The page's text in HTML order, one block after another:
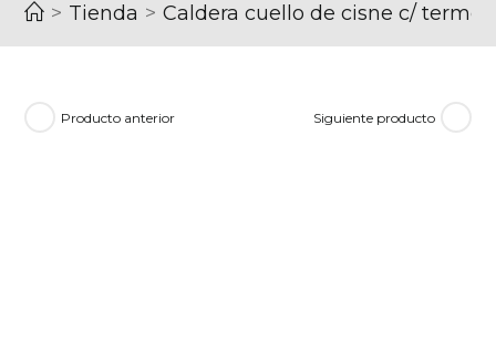
> Tienda > Caldera cuello de cisne c/
Producto anterior Siguiente producto